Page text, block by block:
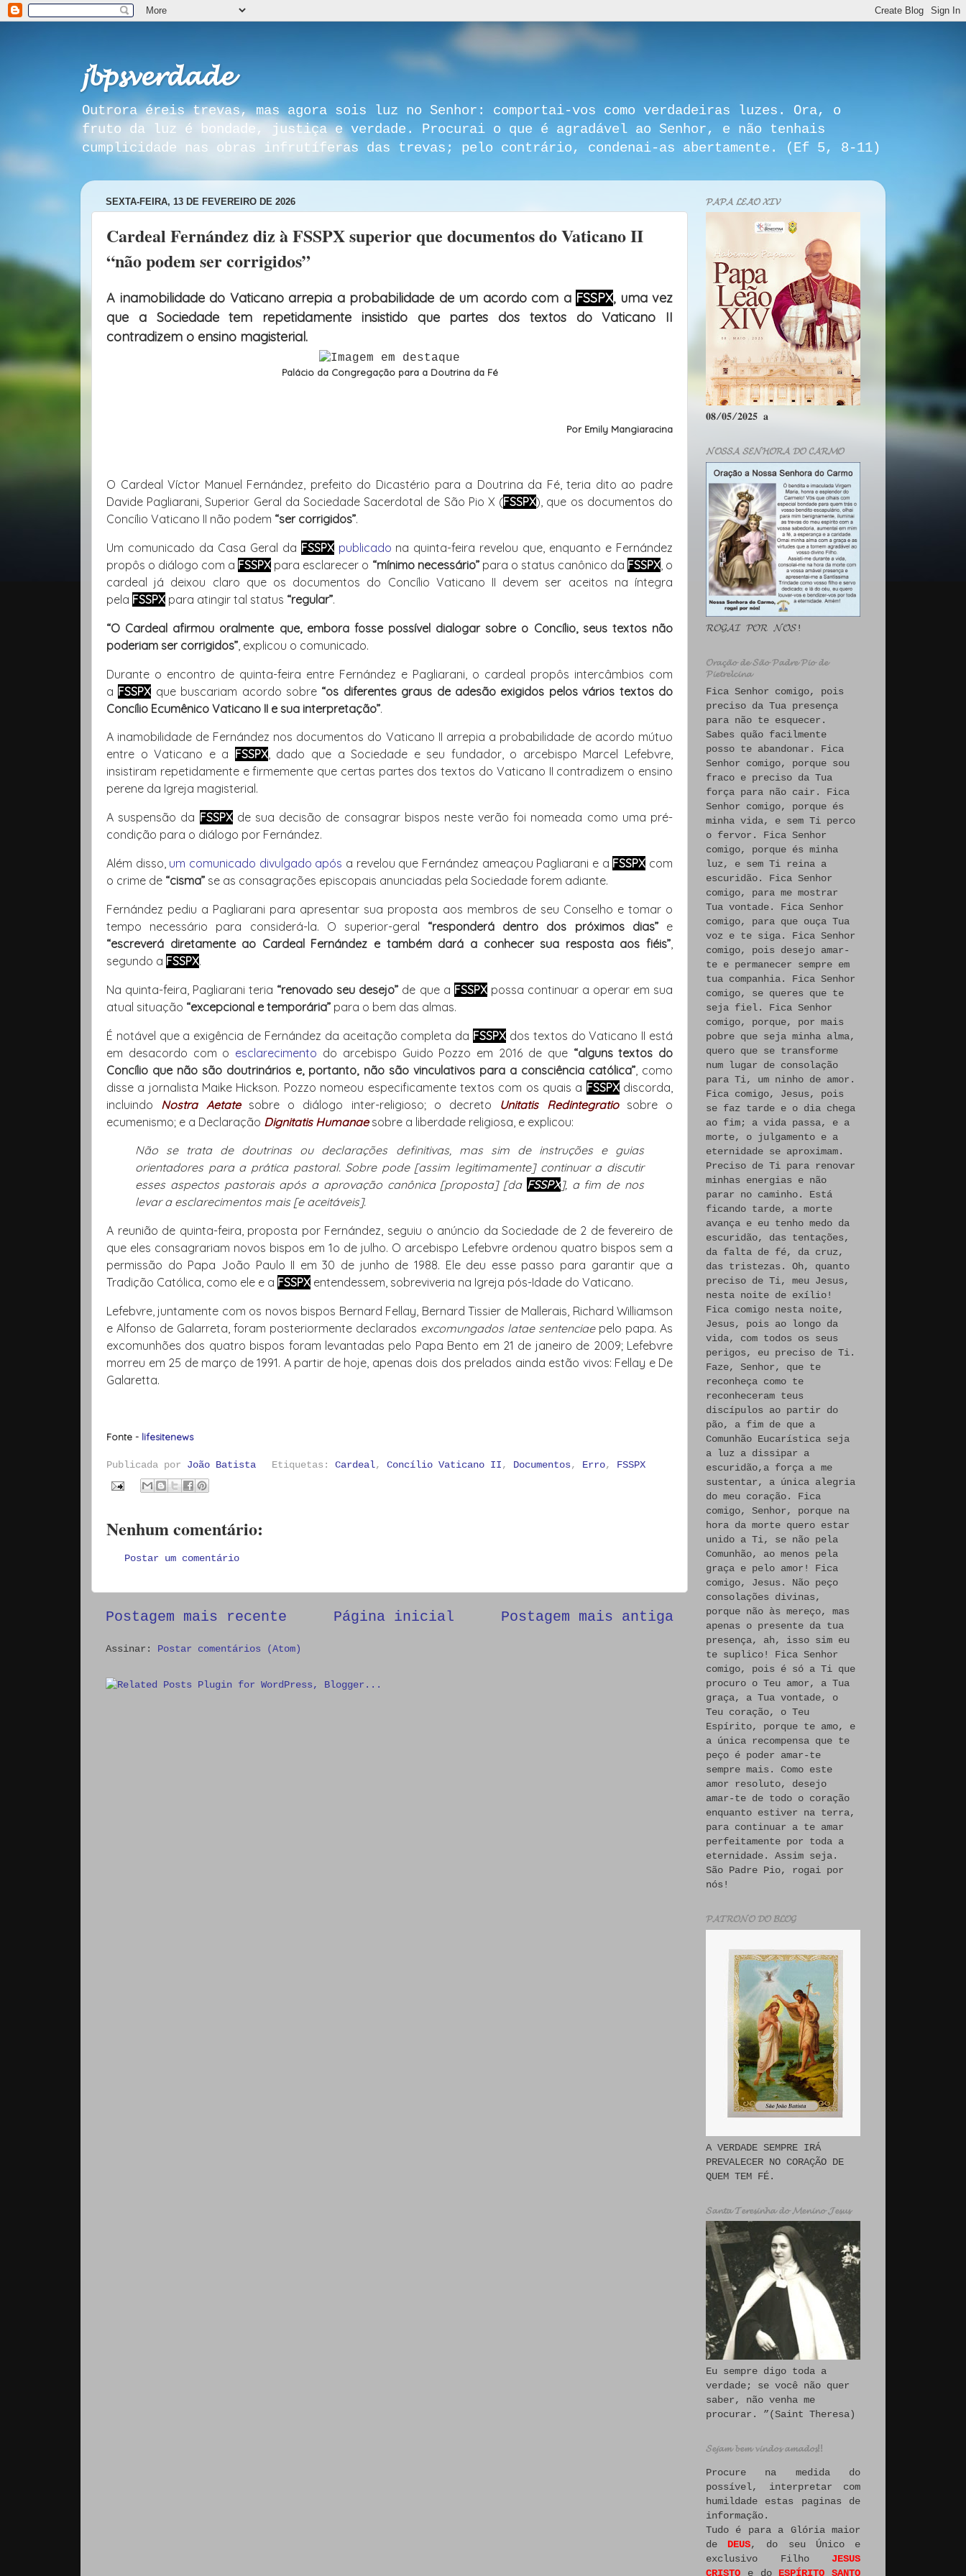
𝓳𝓫𝓹𝓼𝓿𝓮𝓻𝓭𝓪𝓭𝓮
Outrora éreis trevas, mas agora sois luz no Senhor: comportai-vos como verdadeiras luzes. Ora, o
fruto da luz é bondade, justiça e verdade. Procurai o que é agradável ao Senhor, e não tenhais
cumplicidade nas obras infrutíferas das trevas; pelo contrário, condenai-as abertamente. (Ef 5, 8-11)
SEXTA-FEIRA, 13 DE FEVEREIRO DE 2026
Cardeal Fernández diz à FSSPX superior que documentos do Vaticano II
“não podem ser corrigidos”
A inamobilidade do Vaticano arrepia a probabilidade de um acordo com a FSSPX, uma vez
que a Sociedade tem repetidamente insistido que partes dos textos do Vaticano II
contradizem o ensino magisterial.
Palácio da Congregação para a Doutrina da Fé
Por Emily Mangiaracina
O Cardeal Víctor Manuel Fernández, prefeito do Dicastério para a Doutrina da Fé, teria dito ao padre
Davide Pagliarani, Superior Geral da Sociedade Sacerdotal de São Pio X (FSSPX), que os documentos do
Concílio Vaticano II não podem “ser corrigidos”.
Um comunicado da Casa Geral da FSSPX publicado na quinta-feira revelou que, enquanto e Fernández
propôs o diálogo com a FSSPX para esclarecer o “mínimo necessário”para o status canônico da FSSPX, o
cardeal já deixou claro que os documentos do Concílio Vaticano II devem ser aceitos na íntegra
pela FSSPX para atingir tal status “regular”.
“O Cardeal afirmou oralmente que, embora fosse possível dialogar sobre o Concílio, seus textos não
poderiam ser corrigidos” , explicou o comunicado.
Durante o encontro de quinta-feira entre Fernández e Pagliarani, o cardeal propôs intercâmbios com
a FSSPX que buscariam acordo sobre “os diferentes graus de adesão exigidos pelos vários textos do
Concílio Ecumênico Vaticano II e sua interpretação”.
A inamobilidade de Fernández nos documentos do Vaticano II arrepia a probabilidade de acordo mútuo
entre o Vaticano e a FSSPX, dado que a Sociedade e seu fundador, o arcebispo Marcel Lefebvre,
insistiram repetidamente e firmemente que certas partes dos textos do Vaticano II contradizem o ensino
perene da Igreja magisterial.
A suspensão da FSSPXde sua decisão de consagrar bispos neste verão foi nomeada como uma pré-
condição para o diálogo por Fernández.
Além disso, um comunicado divulgado após a revelou que Fernández ameaçou Pagliarani e a FSSPX com
o crime de “cisma” se as consagrações episcopais anunciadas pela Sociedade forem adiante.
Fernández pediu a Pagliarani para apresentar sua proposta aos membros de seu Conselho e tomar o
tempo necessário para considerá-la. O superior-geral “responderá dentro dos próximos dias”e
“escreverá diretamente ao Cardeal Fernández e também dará a conhecer sua resposta aos fiéis”
segundo a FSSPX.
Na quinta-feira, Pagliarani teria “renovado seu desejo” de que a FSSPXpossa continuar a operar em sua
atual situação “excepcional e temporária” para o bem das almas.
É notável que a exigência de Fernández da aceitação completa da FSSPX dos textos do Vaticano II está
em desacordo com o esclarecimento do arcebispo Guido Pozzo em 2016 de que “alguns textos do
Concílio que não são doutrinários e, portanto, não são vinculativos para a consciência católica”, como
disse a jornalista Maike Hickson. Pozzo nomeou especificamente textos com os quais a FSSPXdiscorda,
incluindo
Nostra Aetate sobre o diálogo inter-religioso; o decreto Unitatis Redintegratio
sobre o
ecumenismo; e a Declaração Dignitatis Humanaesobre a liberdade religiosa, e explicou:
Não se trata de doutrinas ou declarações definitivas, mas sim de instruções e guias
orientadores para a prática pastoral. Sobre pode [assim legitimamente] continuar a discutir
esses aspectos pastorais após a aprovação canônica [proposta] [da FSSPX], a fim de nos
levar a esclarecimentos mais [e aceitáveis].
A reunião de quinta-feira, proposta por Fernández, seguiu o anúncio da Sociedade de 2 de fevereiro de
que eles consagrariam novos bispos em 1o de julho. O arcebispo Lefebvre ordenou quatro bispos sem a
permissão do Papa João Paulo II em 30 de junho de 1988. Ele deu esse passo para garantir que a
Tradição Católica, como ele e a FSSPX entendessem, sobreviveria na Igreja pós-Idade do Vaticano.
Lefebvre, juntamente com os novos bispos Bernard Fellay, Bernard Tissier de Mallerais, Richard Williamson
e Alfonso de Galarreta, foram posteriormente declarados excomungados latae sentenciae pelo papa. As
excomunhões dos quatro bispos foram levantadas pelo Papa Bento em 21 de janeiro de 2009; Lefebvre
morreu em 25 de março de 1991. A partir de hoje, apenas dois dos prelados ainda estão vivos: Fellay e De
Galaretta.
Fonte - lifesitenews
Publicada por João Batista Etiquetas:Cardeal,Concílio Vaticano II, Documentos, Erro, FSSPX
Nenhum comentário:
Postar um comentário
Postagem mais recente Postagem mais antiga
Página inicial
Assinar: Postar comentários (Atom)
𝓟𝓐𝓟𝓐 𝓛𝓔𝓐̃𝓞 𝓧𝓘𝓥
𝟎𝟖/𝟎𝟓/𝟐𝟎𝟐𝟓 𝐚
𝓝𝓞𝓢𝓢𝓐 𝓢𝓔𝓝𝓗𝓞𝓡𝓐 𝓓𝓞 𝓒𝓐𝓡𝓜𝓞
𝓡𝓞𝓖𝓐𝓘 𝓟𝓞𝓡 𝓝𝓞́𝓢!
𝓞𝓻𝓪𝓬̧𝓪̃𝓸 𝓭𝓮 𝓢𝓪̃𝓸 𝓟𝓪𝓭𝓻𝓮 𝓟𝓲𝓸 𝓭𝓮
𝓟𝓲𝓮𝓽𝓻𝓮𝓵𝓬𝓲𝓷𝓪
Fica Senhor comigo, pois
preciso da Tua presença
para não te esquecer.
Sabes quão facilmente
posso te abandonar. Fica
Senhor comigo, porque sou
fraco e preciso da Tua
força para não cair. Fica
Senhor comigo, porque és
minha vida, e sem Ti perco
o fervor. Fica Senhor
comigo, porque és minha
luz, e sem Ti reina a
escuridão. Fica Senhor
comigo, para me mostrar
Tua vontade. Fica Senhor
comigo, para que ouça Tua
voz e te siga. Fica Senhor
comigo, pois desejo amar-
te e permanecer sempre em
tua companhia. Fica Senhor
comigo, se queres que te
seja fiel. Fica Senhor
comigo, porque, por mais
pobre que seja minha alma,
quero que se transforme
num lugar de consolação
para Ti, um ninho de amor.
Fica comigo, Jesus, pois
se faz tarde e o dia chega
ao fim; a vida passa, e a
morte, o julgamento e a
eternidade se aproximam.
Preciso de Ti para renovar
minhas energias e não
parar no caminho. Está
ficando tarde, a morte
avança e eu tenho medo da
escuridão, das tentações,
da falta de fé, da cruz,
das tristezas. Oh, quanto
preciso de Ti, meu Jesus,
nesta noite de exílio!
Fica comigo nesta noite,
Jesus, pois ao longo da
vida, com todos os seus
perigos, eu preciso de Ti.
Faze, Senhor, que te
reconheça como te
reconheceram teus
discípulos ao partir do
pão, a fim de que a
Comunhão Eucarística seja
a luz a dissipar a
escuridão,a força a me
sustentar, a única alegria
do meu coração. Fica
comigo, Senhor, porque na
hora da morte quero estar
unido a Ti, se não pela
Comunhão, ao menos pela
graça e pelo amor! Fica
comigo, Jesus. Não peço
consolações divinas,
porque não às mereço, mas
apenas o presente da tua
presença, ah, isso sim eu
te suplico! Fica Senhor
comigo, pois é só a Ti que
procuro o Teu amor, a Tua
graça, a Tua vontade, o
Teu coração, o Teu
Espírito, porque te amo, e
a única recompensa que te
peço é poder amar-te
sempre mais. Como este
amor resoluto, desejo
amar-te de todo o coração
enquanto estiver na terra,
para continuar a te amar
perfeitamente por toda a
eternidade. Assim seja.
São Padre Pio, rogai por
nós!
𝓟𝓐𝓣𝓡𝓞𝓝𝓞 𝓓𝓞 𝓑𝓛𝓞𝓖
A VERDADE SEMPRE IRÁ
PREVALECER NO CORAÇÃO DE
QUEM TEM FÉ.
𝓢𝓪𝓷𝓽𝓪 𝓣𝓮𝓻𝓮𝓼𝓲𝓷𝓱𝓪 𝓭𝓸 𝓜𝓮𝓷𝓲𝓷𝓸 𝓙𝓮𝓼𝓾𝓼
Eu sempre digo toda a
verdade; se você não quer
saber, não venha me
procurar. ”(Saint Theresa)
𝓢𝓮𝓳𝓪𝓶 𝓫𝓮𝓶 𝓿𝓲𝓷𝓭𝓸𝓼 𝓪𝓶𝓪𝓭𝓸𝓼!!
Procure na medida do
possível, interpretar com
humildade estas paginas de
informação.
Tudo é para a Glória maior
de DEUS, do seu Único e
exclusivo Filho JESUS
CRISTO e do ESPÍRITO SANTO